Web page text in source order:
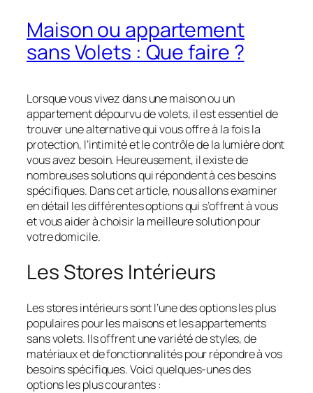
Maison ou appartement
sans Volets : Que faire ?
Lorsque vous vivez dans une maison ou un
appartement dépourvu de volets, il est essentiel de
trouver une alternative qui vous offre à la fois la
protection, l’intimité et le contrôle de la lumière dont
vous avez besoin. Heureusement, il existe de
nombreuses solutions qui répondent à ces besoins
spécifiques. Dans cet article, nous allons examiner
en détail les différentes options qui s’offrent à vous
et vous aider à choisir la meilleure solution pour
votre domicile.
Les Stores Intérieurs
Les stores intérieurs sont l’une des options les plus
populaires pour les maisons et les appartements
sans volets. Ils offrent une variété de styles, de
matériaux et de fonctionnalités pour répondre à vos
besoins spécifiques. Voici quelques-unes des
options les plus courantes :